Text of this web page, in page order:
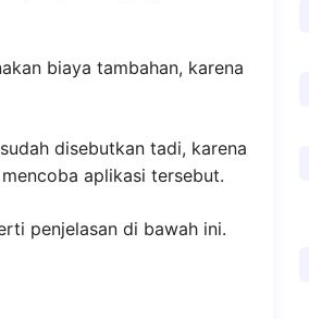
biaya tambahan, karena
disebutkan tadi, karena
aplikasi tersebut.
penjelasan di bawah ini.